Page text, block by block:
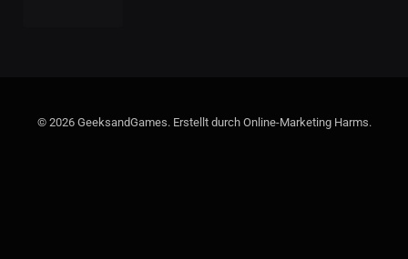
© 2026 GeeksandGames. Erstellt durch Online-Marketing Harms.